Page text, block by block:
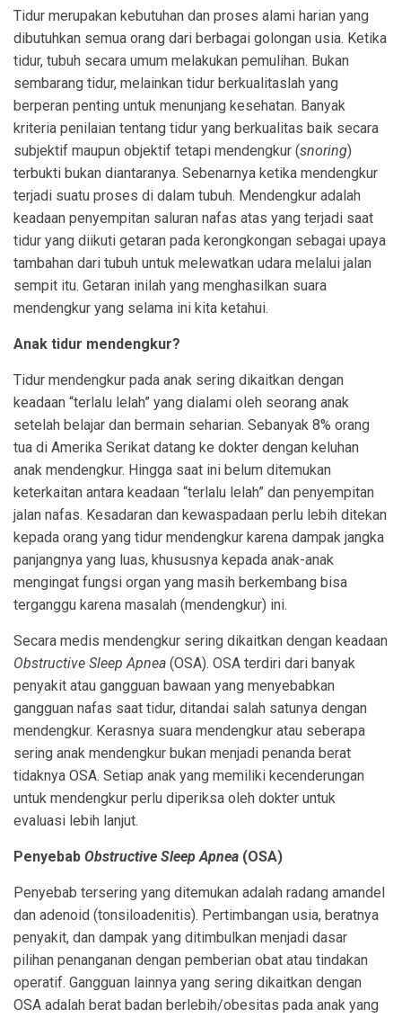
Tidur merupakan kebutuhan dan proses alami harian yang
dibutuhkan semua orang dari berbagai golongan usia. Ketika
tidur, tubuh secara umum melakukan pemulihan. Bukan
sembarang tidur, melainkan tidur berkualitaslah yang
berperan penting untuk menunjang kesehatan. Banyak
kriteria penilaian tentang tidur yang berkualitas baik secara
subjektif maupun objektif tetapi mendengkur (snoring)
terbukti bukan diantaranya. Sebenarnya ketika mendengkur
terjadi suatu proses di dalam tubuh. Mendengkur adalah
keadaan penyempitan saluran nafas atas yang terjadi saat
tidur yang diikuti getaran pada kerongkongan sebagai upaya
tambahan dari tubuh untuk melewatkan udara melalui jalan
sempit itu. Getaran inilah yang menghasilkan suara
mendengkur yang selama ini kita ketahui.
Anak tidur mendengkur?
Tidur mendengkur pada anak sering dikaitkan dengan
keadaan “terlalu lelah” yang dialami oleh seorang anak
setelah belajar dan bermain seharian. Sebanyak 8% orang
tua di Amerika Serikat datang ke dokter dengan keluhan
anak mendengkur. Hingga saat ini belum ditemukan
keterkaitan antara keadaan “terlalu lelah” dan penyempitan
jalan nafas. Kesadaran dan kewaspadaan perlu lebih ditekan
kepada orang yang tidur mendengkur karena dampak jangka
panjangnya yang luas, khususnya kepada anak-anak
mengingat fungsi organ yang masih berkembang bisa
terganggu karena masalah (mendengkur) ini.
Secara medis mendengkur sering dikaitkan dengan keadaan
Obstructive Sleep Apnea (OSA). OSA terdiri dari banyak
penyakit atau gangguan bawaan yang menyebabkan
gangguan nafas saat tidur, ditandai salah satunya dengan
mendengkur. Kerasnya suara mendengkur atau seberapa
sering anak mendengkur bukan menjadi penanda berat
tidaknya OSA. Setiap anak yang memiliki kecenderungan
untuk mendengkur perlu diperiksa oleh dokter untuk
evaluasi lebih lanjut.
Penyebab Obstructive Sleep Apnea (OSA)
Penyebab tersering yang ditemukan adalah radang amandel
dan adenoid (tonsiloadenitis). Pertimbangan usia, beratnya
penyakit, dan dampak yang ditimbulkan menjadi dasar
pilihan penanganan dengan pemberian obat atau tindakan
operatif. Gangguan lainnya yang sering dikaitkan dengan
OSA adalah berat badan berlebih/obesitas pada anak yang